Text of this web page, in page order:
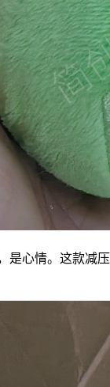
是心情。这款减压